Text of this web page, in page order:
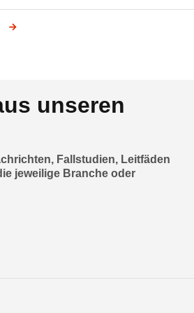
unseren
Fallstudien, Leitfäden
jeweilige Branche oder